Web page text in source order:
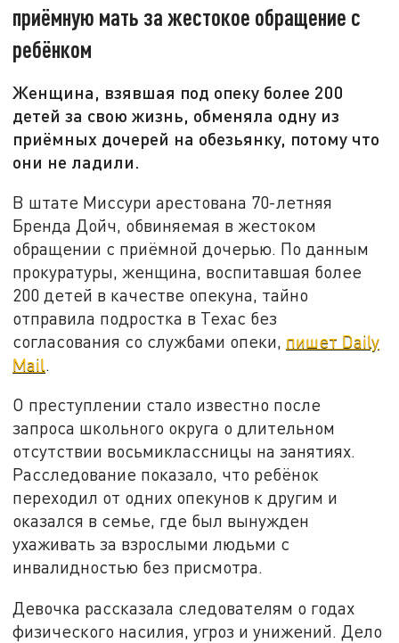
приёмную мать за жестокое обращение с
ребёнком
Женщина, взявшая под опеку более 200
детей за свою жизнь, обменяла одну из
приёмных дочерей на обезьянку, потому что
они не ладили.
В штате Миссури арестована 70-летняя
Бренда Дойч, обвиняемая в жестоком
обращении с приёмной дочерью. По данным
прокуратуры, женщина, воспитавшая более
200 детей в качестве опекуна, тайно
отправила подростка в Техас без
согласования со службами опеки, пишет Daily
Mail.
О преступлении стало известно после
запроса школьного округа о длительном
отсутствии восьмиклассницы на занятиях.
Расследование показало, что ребёнок
переходил от одних опекунов к другим и
оказался в семье, где был вынужден
ухаживать за взрослыми людьми с
инвалидностью без присмотра.
Девочка рассказала следователям о годах
физического насилия, угроз и унижений. Дело